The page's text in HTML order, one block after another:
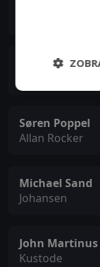
Martin
Søren Poppel
Allan Rocker
Michael Sand
Johansen
John Martinus
Kustode